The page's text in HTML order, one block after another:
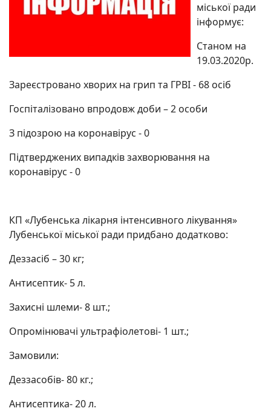
міської ради
інформує:
Станом на
19.03.2020р.
Зареєстровано хворих на грип та ГРВІ - 68 осіб
Госпіталізовано впродовж доби – 2 особи
З підозрою на коронавірус - 0
Підтверджених випадків захворювання на
коронавірус - 0
КП «Лубенська лікарня інтенсивного лікування»
Лубенської міської ради придбано додатково:
Деззасіб – 30 кг;
Антисептик- 5 л.
Захисні шлеми- 8 шт.;
Опромінювачі ультрафіолетові- 1 шт.;
Замовили:
Деззасобів- 80 кг.;
Антисептика- 20 л.